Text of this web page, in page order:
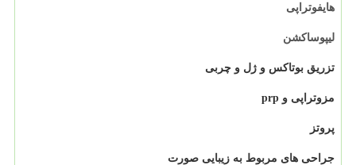
هایفوتراپی
لیپوساکشن
تزریق بوتاکس و ژل و چربی
مزوتراپی و prp
پروتز
جراحی های مربوط به زیبایی صورت